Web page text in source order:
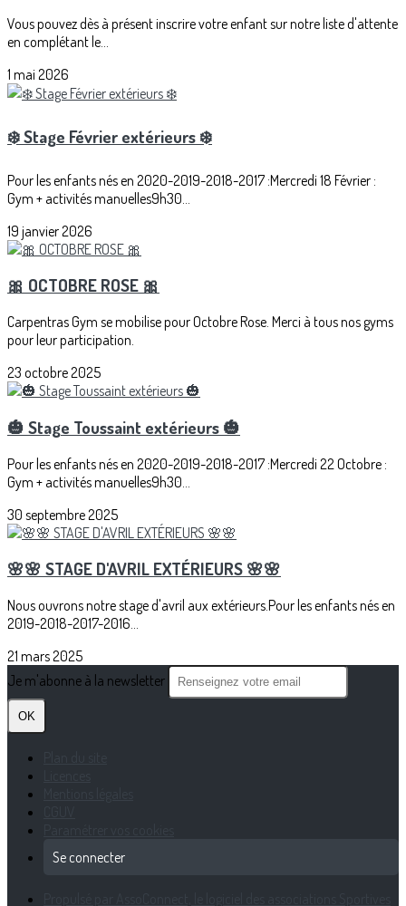
Vous pouvez dès à présent inscrire votre enfant sur notre liste d'attente
en complétant le...
1 mai 2026
❄️ Stage Février extérieurs ❄️
Pour les enfants nés en 2020-2019-2018-2017 :Mercredi 18 Février :
Gym + activités manuelles9h30...
19 janvier 2026
🎀 OCTOBRE ROSE 🎀
Carpentras Gym se mobilise pour Octobre Rose. Merci à tous nos gyms
pour leur participation.
23 octobre 2025
🎃 Stage Toussaint extérieurs 🎃
Pour les enfants nés en 2020-2019-2018-2017 :Mercredi 22 Octobre :
Gym + activités manuelles9h30...
30 septembre 2025
🌸🌸 STAGE D'AVRIL EXTÉRIEURS 🌸🌸
Nous ouvrons notre stage d'avril aux extérieurs.Pour les enfants nés en
2019-2018-2017-2016...
21 mars 2025
Je m'abonne à la newsletter
OK
Se connecter